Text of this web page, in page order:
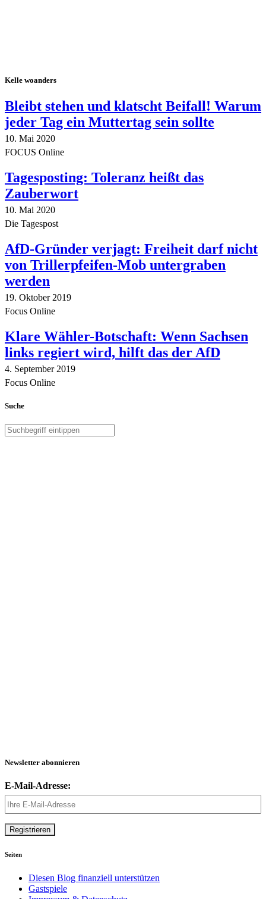
Kelle woanders
Bleibt stehen und klatscht Beifall! Warum
jeder Tag ein Muttertag sein sollte
10. Mai 2020
FOCUS Online
Tagesposting: Toleranz heißt das
Zauberwort
10. Mai 2020
Die Tagespost
AfD-Gründer verjagt: Freiheit darf nicht
von Trillerpfeifen-Mob untergraben
werden
19. Oktober 2019
Focus Online
Klare Wähler-Botschaft: Wenn Sachsen
links regiert wird, hilft das der AfD
4. September 2019
Focus Online
Suche
Newsletter abonnieren
E-Mail-Adresse:
Seiten
Diesen Blog finanziell unterstützen
Gastspiele